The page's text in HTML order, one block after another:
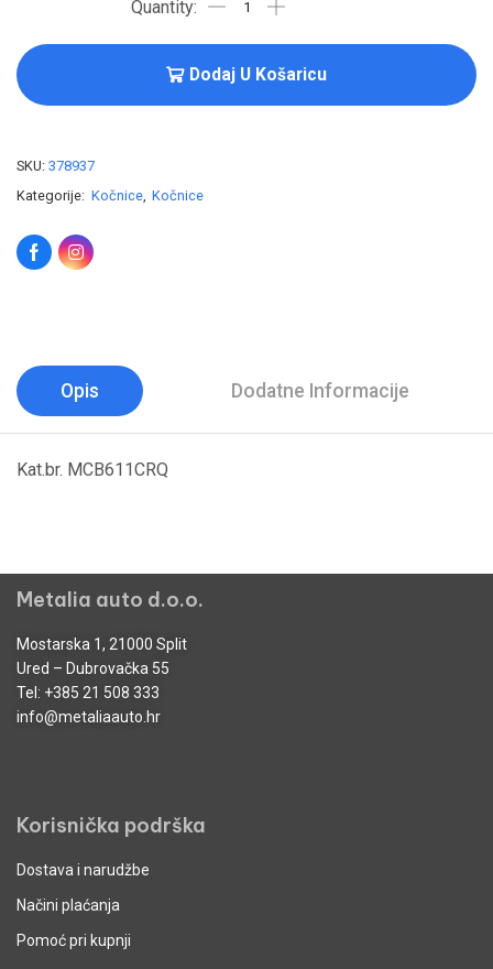
Dodaj U Košaricu
SKU: 378937
Kategorije: Kočnice, Kočnice
Opis Dodatne Informacije
Kat.br. MCB611CRQ
Metalia auto d.o.o.
Mostarska 1, 21000 Split
Ured – Dubrovačka 55
Tel: +385 21 508 333
info@metaliaauto.hr
Korisnička podrška
Dostava i narudžbe
Načini plaćanja
Pomoć pri kupnji